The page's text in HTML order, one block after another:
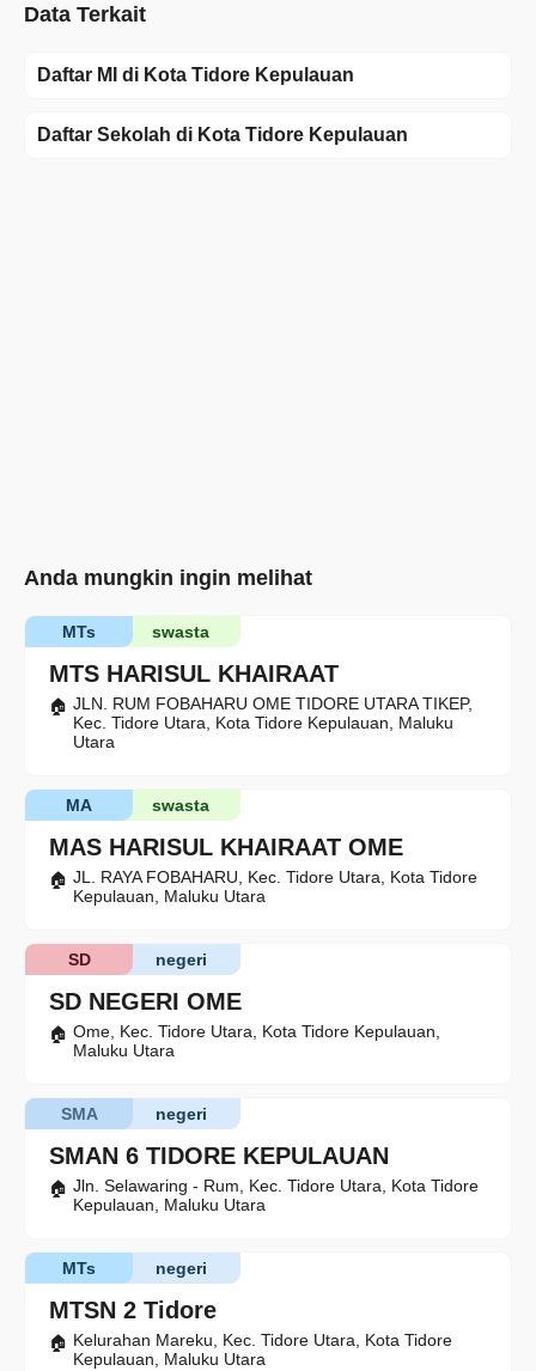
Data Terkait
Daftar MI di Kota Tidore Kepulauan
Daftar Sekolah di Kota Tidore Kepulauan
Anda mungkin ingin melihat
MTS HARISUL KHAIRAAT
swasta
MTs
JLN. RUM FOBAHARU OME TIDORE UTARA TIKEP,
Kec. Tidore Utara, Kota Tidore Kepulauan, Maluku
Utara
MAS HARISUL KHAIRAAT OME
swasta
MA
JL. RAYA FOBAHARU, Kec. Tidore Utara, Kota Tidore
Kepulauan, Maluku Utara
SD NEGERI OME
negeri
SD
Ome, Kec. Tidore Utara, Kota Tidore Kepulauan,
Maluku Utara
SMAN 6 TIDORE KEPULAUAN
negeri
SMA
Jln. Selawaring - Rum, Kec. Tidore Utara, Kota Tidore
Kepulauan, Maluku Utara
MTSN 2 Tidore
negeri
MTs
Kelurahan Mareku, Kec. Tidore Utara, Kota Tidore
Kepulauan, Maluku Utara